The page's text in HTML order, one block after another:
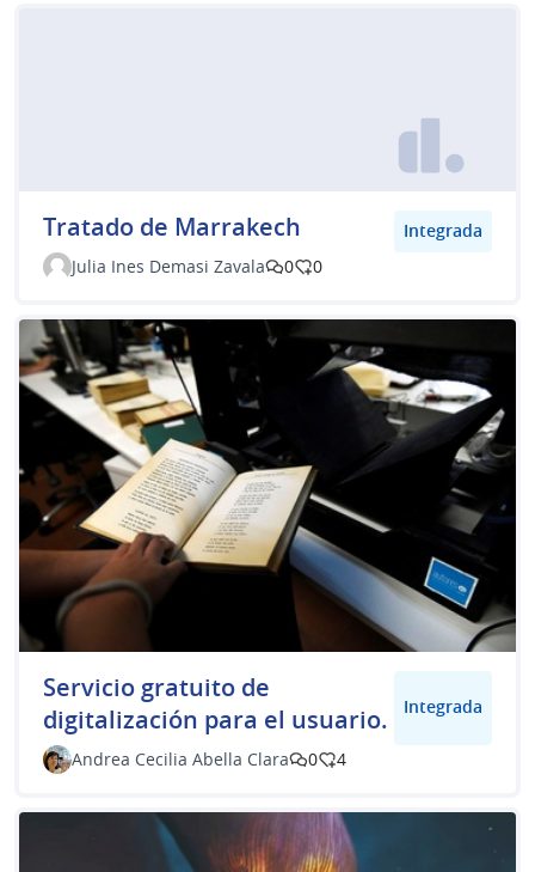
Tratado de Marrakech
Integrada
Julia Ines Demasi Zavala
0 0
Servicio gratuito de
digitalización para el usuario.
Integrada
Andrea Cecilia Abella Clara 0 4